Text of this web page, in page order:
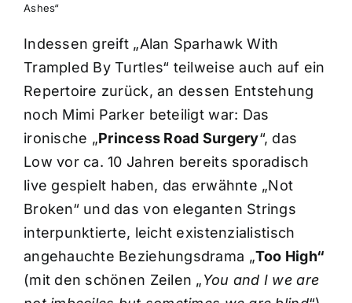
Ashes“
Indessen greift „Alan Sparhawk With
Trampled By Turtles“ teilweise auch auf ein
Repertoire zurück, an dessen Entstehung
noch Mimi Parker beteiligt war: Das
ironische „Princess Road Surgery“, das
Low vor ca. 10 Jahren bereits sporadisch
live gespielt haben, das erwähnte „Not
Broken“ und das von eleganten Strings
interpunktierte, leicht existenzialistisch
angehauchte Beziehungsdrama „Too High“
(mit den schönen Zeilen „You and I we are